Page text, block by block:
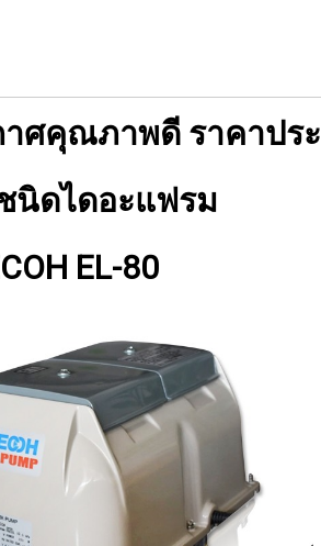
าศคุณภาพดี ราคาปร
นิดไดอะแฟรม
EL-80